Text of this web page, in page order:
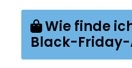
Wie finde
Black-